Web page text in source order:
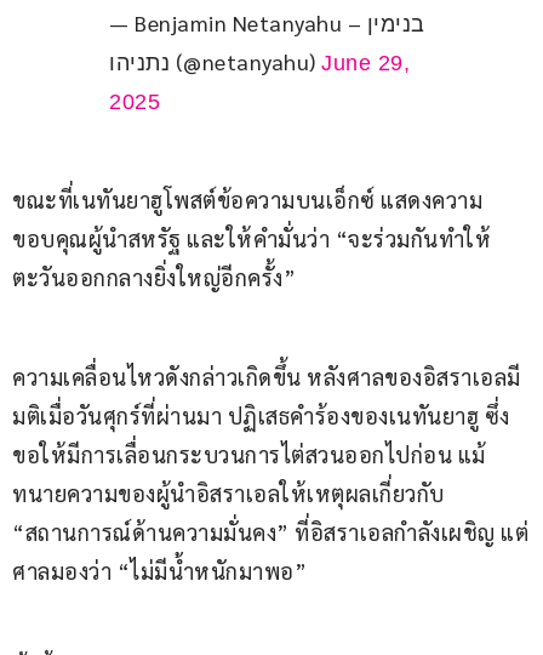
— Benjamin Netanyahu – בנימין
נתניהו (@netanyahu) June 29,
2025
ขณะที่เนทันยาฮูโพสต์ข้อความบนเอ็กซ์ แสดงความ
ขอบคุณผู้นำสหรัฐ และให้คำมั่นว่า “จะร่วมกันทำให้
ตะวันออกกลางยิ่งใหญ่อีกครั้ง”
ความเคลื่อนไหวดังกล่าวเกิดขึ้น หลังศาลของอิสราเอลมี
มติเมื่อวันศุกร์ที่ผ่านมา ปฏิเสธคำร้องของเนทันยาฮู ซึ่ง
ขอให้มีการเลื่อนกระบวนการไต่สวนออกไปก่อน แม้
ทนายความของผู้นำอิสราเอลให้เหตุผลเกี่ยวกับ
“สถานการณ์ด้านความมั่นคง” ที่อิสราเอลกำลังเผชิญ แต่
ศาลมองว่า “ไม่มีน้ำหนักมาพอ”